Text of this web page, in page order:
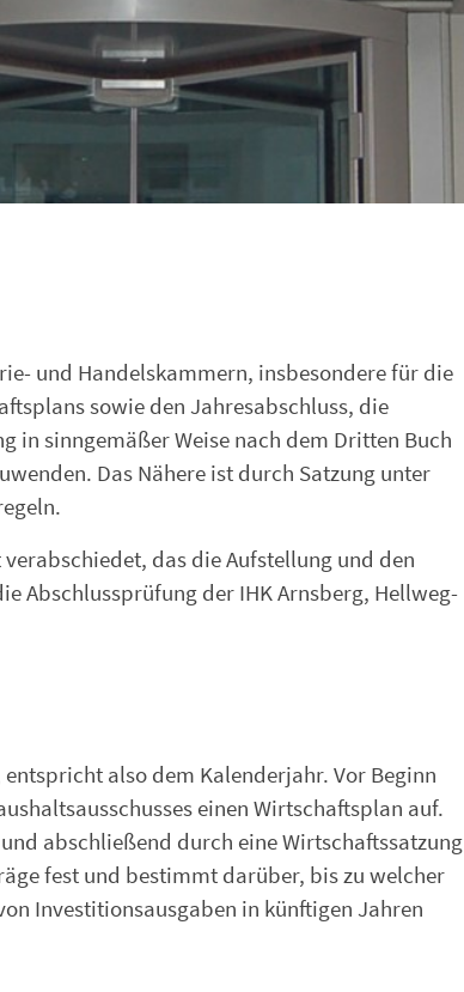
und Handelskammern, insbesondere für die
sowie den Jahresabschluss, die
in sinngemäßer Weise nach dem Dritten Buch
Das Nähere ist durch Satzung unter
das die Aufstellung und den
Abschlussprüfung der IHK Arnsberg, Hellweg-
also dem Kalenderjahr. Vor Beginn
einen Wirtschaftsplan auf.
abschließend durch eine Wirtschaftssatzung
fest und bestimmt darüber, bis zu welcher
Investitionsausgaben in künftigen Jahren